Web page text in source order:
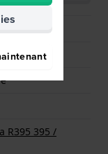
R395 395 /